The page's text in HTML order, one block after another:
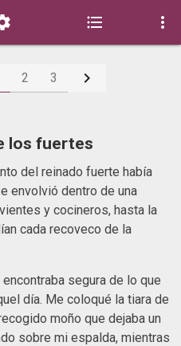
 
2 3 
los fuertes
del reinado fuerte había
envolvió dentro de una
y cocineros, hasta la
cada recoveco de la
segura de lo que
día. Me coloqué la tiara de
moño que dejaba un
sobre mi espalda, mientras